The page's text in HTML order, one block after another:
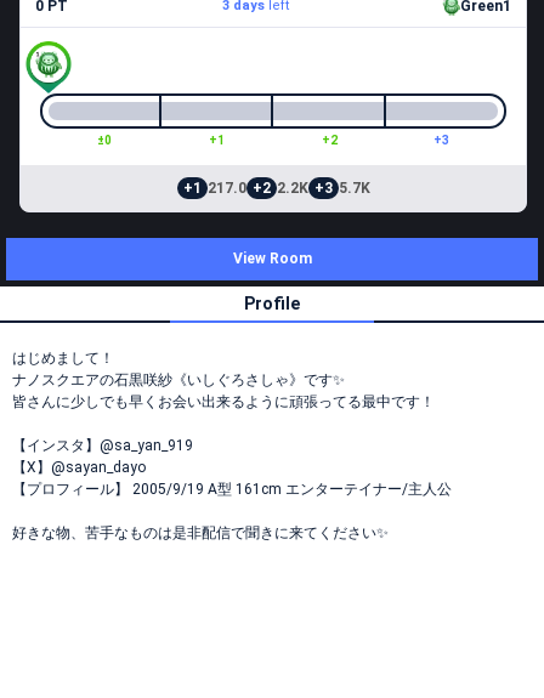
0 PT 3 daysleft Green1
±0 +1 +2 +3
+1 217.0 +2 2.2K +3 5.7K
View Room
Profile
はじめまして！
ナノスクエアの石黒咲紗《いしぐろさしゃ》です✨
皆さんに少しでも早くお会い出来るように頑張ってる最中です！
【インスタ】@sa_yan_919
【X】@sayan_dayo
【プロフィール】 2005/9/19 A型 161cm エンターテイナー/主人公
好きな物、苦手なものは是非配信で聞きに来てください✨